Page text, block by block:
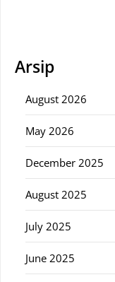
Arsip
August 2026
May 2026
December 2025
August 2025
July 2025
June 2025